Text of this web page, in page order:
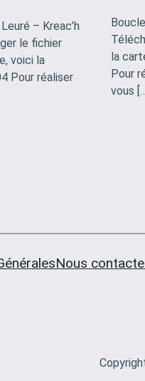
– Kreac’h
le fichier
voici la
Pour réaliser
la
Pour
vous
Nous